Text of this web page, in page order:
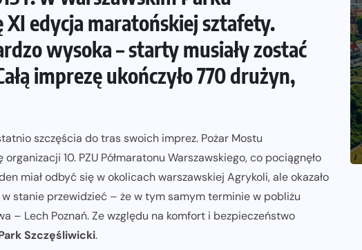
XI edycja maratońskiej sztafety.
wysoka – starty musiały zostać
imprezę ukończyło 770 drużyn,
szczęścia do tras swoich imprez. Pożar Mostu
10. PZU Półmaratonu Warszawskiego, co pociągnęło
miał odbyć się w okolicach warszawskiej Agrykoli, ale okazało
stanie przewidzieć – że w tym samym terminie w pobliżu
– Lech Poznań. Ze względu na komfort i bezpieczeństwo
Szczęśliwicki.
15. Półmaraton Dwóch Mostów.
Jubileuszowa edycja z rekordową
pulą nagród i większym limitem
05-08-2026